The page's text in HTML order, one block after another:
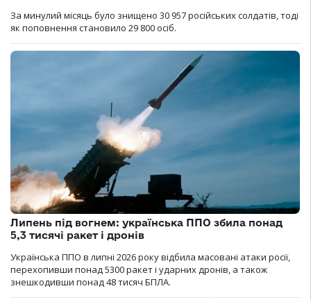
За минулий місяць було знищено 30 957 російських солдатів, тоді
як поповнення становило 29 800 осіб.
Липень під вогнем: українська ППО збила понад
5,3 тисячі ракет і дронів
Українська ППО в липні 2026 року відбила масовані атаки росії,
перехопивши понад 5300 ракет і ударних дронів, а також
знешкодивши понад 48 тисяч БПЛА.